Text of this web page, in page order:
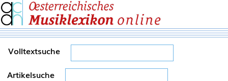
Volltextsuche
Artikelsuche